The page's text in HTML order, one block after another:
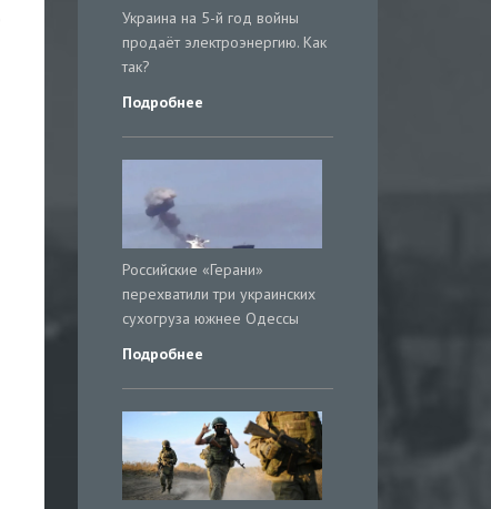
Украина на 5-й год войны
продаёт электроэнергию. Как
так?
Подробнее
Российские «Герани»
перехватили три украинских
сухогруза южнее Одессы
Подробнее